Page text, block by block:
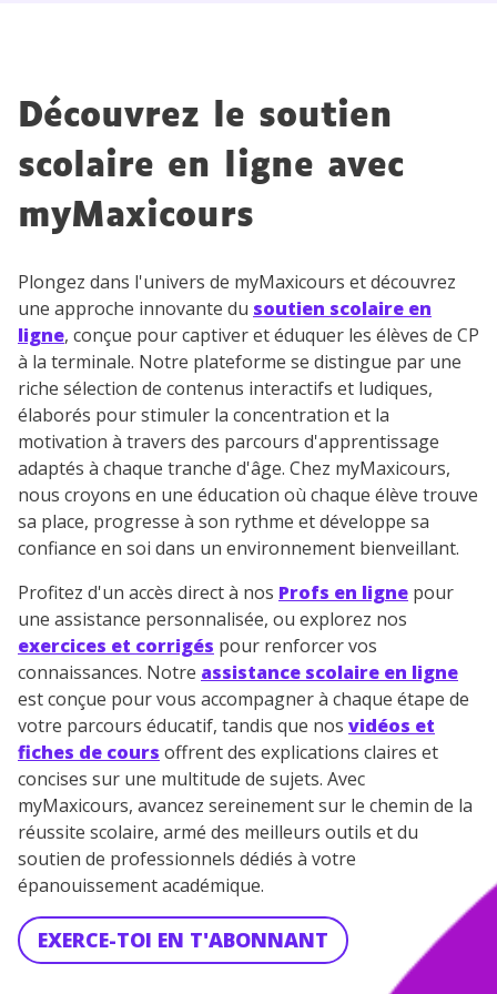
Découvrez le soutien
scolaire en ligne avec
myMaxicours
Plongez dans l'univers de myMaxicours et découvrez
une approche innovante du soutien scolaire en
ligne, conçue pour captiver et éduquer les élèves de CP
à la terminale. Notre plateforme se distingue par une
riche sélection de contenus interactifs et ludiques,
élaborés pour stimuler la concentration et la
motivation à travers des parcours d'apprentissage
adaptés à chaque tranche d'âge. Chez myMaxicours,
nous croyons en une éducation où chaque élève trouve
sa place, progresse à son rythme et développe sa
confiance en soi dans un environnement bienveillant.
Profitez d'un accès direct à nos Profs en ligne pour
une assistance personnalisée, ou explorez nos
exercices et corrigés pour renforcer vos
connaissances. Notre assistance scolaire en ligne
est conçue pour vous accompagner à chaque étape de
votre parcours éducatif, tandis que nos vidéos et
fiches de cours offrent des explications claires et
concises sur une multitude de sujets. Avec
myMaxicours, avancez sereinement sur le chemin de la
réussite scolaire, armé des meilleurs outils et du
soutien de professionnels dédiés à votre
épanouissement académique.
EXERCE-TOI EN T'ABONNANT